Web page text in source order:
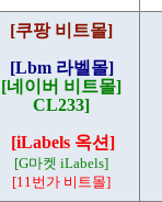
[쿠팡 비트몰]
[Lbm 라벨몰]
[네이버 비트몰]
CL233]
[iLabels 옥션]
[G마켓 iLabels]
[11번가 비트몰]